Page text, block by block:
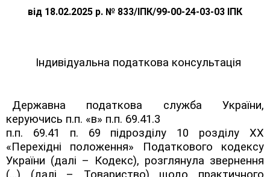
від 18.02.2025 р. № 833/ІПК/99-00-24-03-03 ІПК
Індивідуальна податкова консультація
Державна податкова служба України,
керуючись п.п. «в» п.п. 69.41.3
п.п. 69.41 п. 69 підрозділу 10 розділу XX
«Перехідні положення» Податкового кодексу
України (далі – Кодекс), розглянула звернення